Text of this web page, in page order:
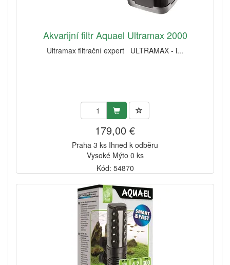
Akvarijní filtr Aquael Ultramax 2000
Ultramax filtrační expert ULTRAMAX - i...
179,00 €
Praha 3 ks Ihned k odběru
Vysoké Mýto 0 ks
Kód: 54870